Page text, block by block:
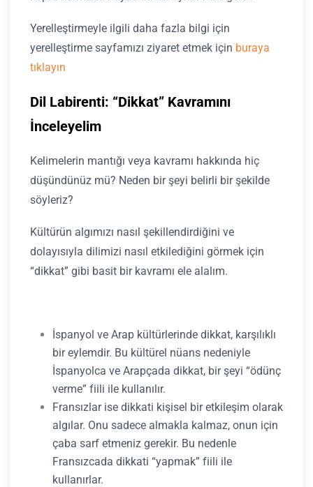
Yerelleştirmeyle ilgili daha fazla bilgi için
yerelleştirme sayfamızı ziyaret etmek için buraya
tıklayın
Dil Labirenti: “Dikkat” Kavramını
İnceleyelim
Kelimelerin mantığı veya kavramı hakkında hiç
düşündünüz mü? Neden bir şeyi belirli bir şekilde
söyleriz?
Kültürün algımızı nasıl şekillendirdiğini ve
dolayısıyla dilimizi nasıl etkilediğini görmek için
“dikkat” gibi basit bir kavramı ele alalım.
İspanyol ve Arap kültürlerinde dikkat, karşılıklı
bir eylemdir. Bu kültürel nüans nedeniyle
İspanyolca ve Arapçada dikkat, bir şeyi “ödünç
verme” fiili ile kullanılır.
Fransızlar ise dikkati kişisel bir etkileşim olarak
algılar. Onu sadece almakla kalmaz, onun için
çaba sarf etmeniz gerekir. Bu nedenle
Fransızcada dikkati “yapmak” fiili ile
kullanırlar.